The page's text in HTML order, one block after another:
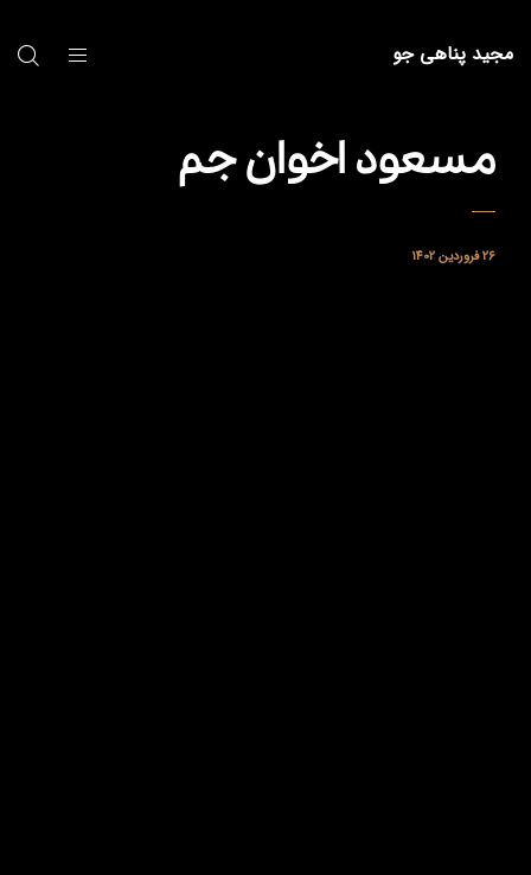
مجید پناهی جو
مسعود اخوان جم
26 فروردین 1402